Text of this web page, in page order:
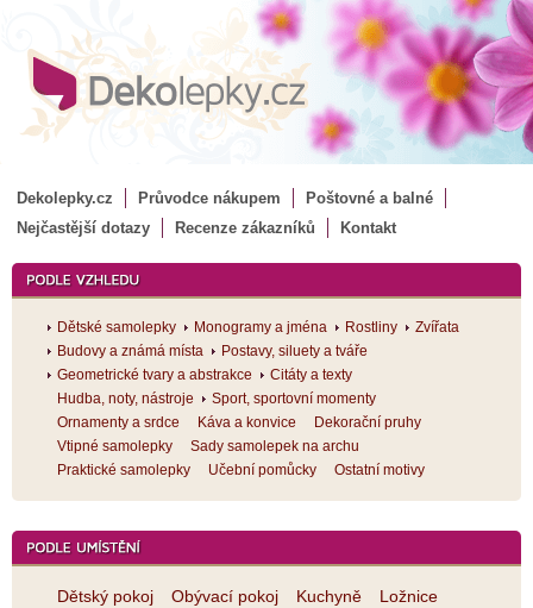
Dekolepky.cz Průvodce nákupem
Poštovné a balné
Nejčastější dotazy
Recenze zákazníků Kontakt
Dětské samolepky Monogramy a jména Rostliny
Zvířata
Budovy a známá místa
Postavy, siluety a tváře
Geometrické tvary a abstrakce
Citáty a texty
Hudba, noty, nástroje
Sport, sportovní momenty
Ornamenty a srdce
Káva a konvice
Dekorační pruhy
Vtipné samolepky
Sady samolepek na archu
Praktické samolepky
Učební pomůcky Ostatní motivy
Dětský pokoj Obývací pokoj Kuchyně
Ložnice